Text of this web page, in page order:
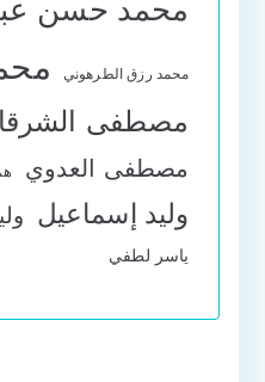
محمد حسن عبد
محمد رزق الطرهوني
مصطفى
مصطفى العدوي
وليد إسماعيل
ياسر لطفي